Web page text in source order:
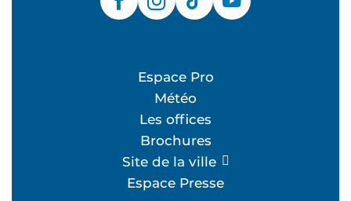
Espace Pro
Météo
Les offices
Brochures
Site de la ville
Espace Presse